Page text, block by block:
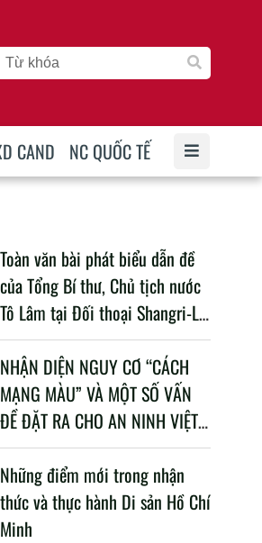
CAND NC QUỐC TẾ
Toàn văn bài phát biểu dẫn đề
của Tổng Bí thư, Chủ tịch nước
Tô Lâm tại Đối thoại Shangri-La
lần thứ 23
NHẬN DIỆN NGUY CƠ “CÁCH
MẠNG MÀU” VÀ MỘT SỐ VẤN
ĐỀ ĐẶT RA CHO AN NINH VIỆT
NAM TRONG BỐI CẢNH HIỆN
NAY
Những điểm mới trong nhận
thức và thực hành Di sản Hồ Chí
Minh